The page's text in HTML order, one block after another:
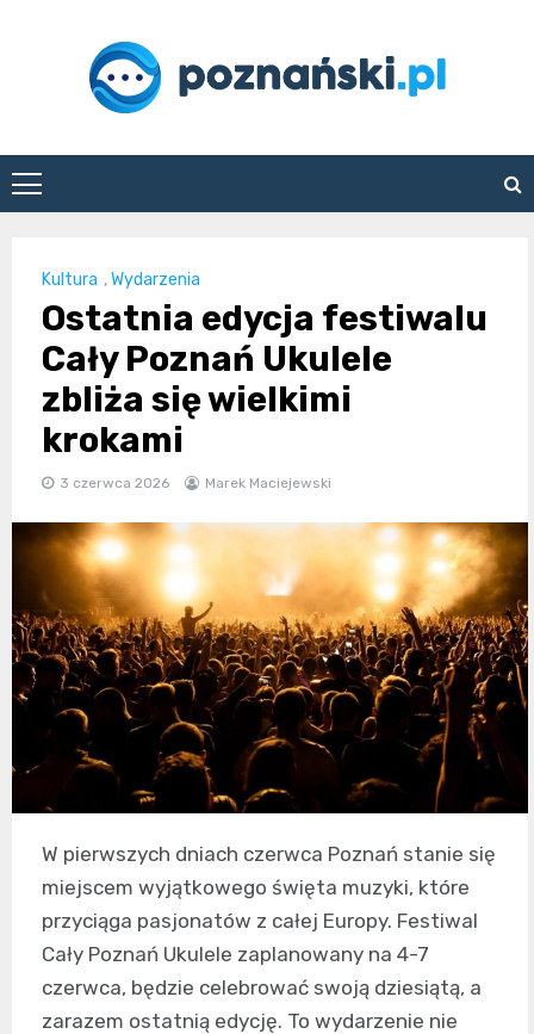
poznanski.pl
Kultura ,Wydarzenia
Ostatnia edycja festiwalu
Cały Poznań Ukulele
zbliża się wielkimi
krokami
3 czerwca 2026 Marek Maciejewski
W pierwszych dniach czerwca Poznań stanie się
miejscem wyjątkowego święta muzyki, które
przyciąga pasjonatów z całej Europy. Festiwal
Cały Poznań Ukulele zaplanowany na 4-7
czerwca, będzie celebrować swoją dziesiątą, a
zarazem ostatnią edycję. To wydarzenie nie